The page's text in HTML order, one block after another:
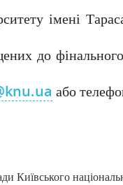
імені
до
або
Київського